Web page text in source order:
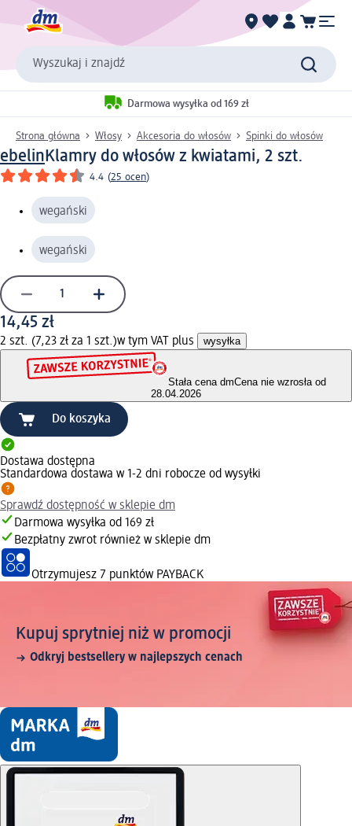
Wyszukaj i znajdź
Darmowa wysyłka od 169 zł
Strona główna Włosy Akcesoria do włosów Spinki do włosów
ebelin Klamry do włosów z kwiatami, 2 szt.
4.4 (25 ocen)
wegański
wegański
14,45 zł
2 szt. (7,23 zł za 1 szt.)w tym VAT plus wysyłka
Stała cena dmCena nie wzrosła od
28.04.2026
Do koszyka
Dostawa dostępna
Standardowa dostawa w 1-2 dni robocze od wysyłki
Sprawdź dostępność w sklepie dm
Darmowa wysyłka od 169 zł
Bezpłatny zwrot również w sklepie dm
Otrzymujesz 7 punktów PAYBACK
Kupuj sprytniej niż w promocji
Odkryj bestsellery w najlepszych cenach